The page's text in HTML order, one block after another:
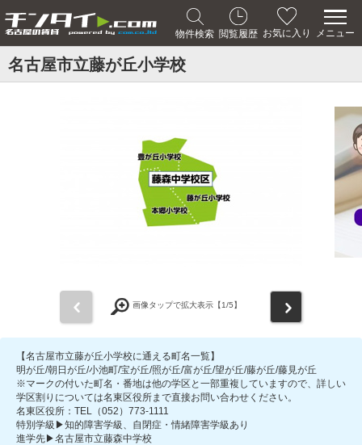
物件検索 閲覧履歴 お気に入り メニュー
名古屋市立藤が丘小学校
画像タップで拡大表示【1/5】
【名古屋市立藤が丘小学校に通える町名一覧】
明が丘/朝日が丘/小池町/宝が丘/照が丘/富が丘/望が丘/藤が丘/藤見が丘
※マークの付いた町名・番地は他の学区と一部重複していますので、詳しい
学区割りについては名東区役所まで直接お問い合わせください。
名東区役所：TEL（052）773-1111
特別学級▶知的障害学級、自閉症・情緒障害学級あり
進学先▶名古屋市立藤森中学校